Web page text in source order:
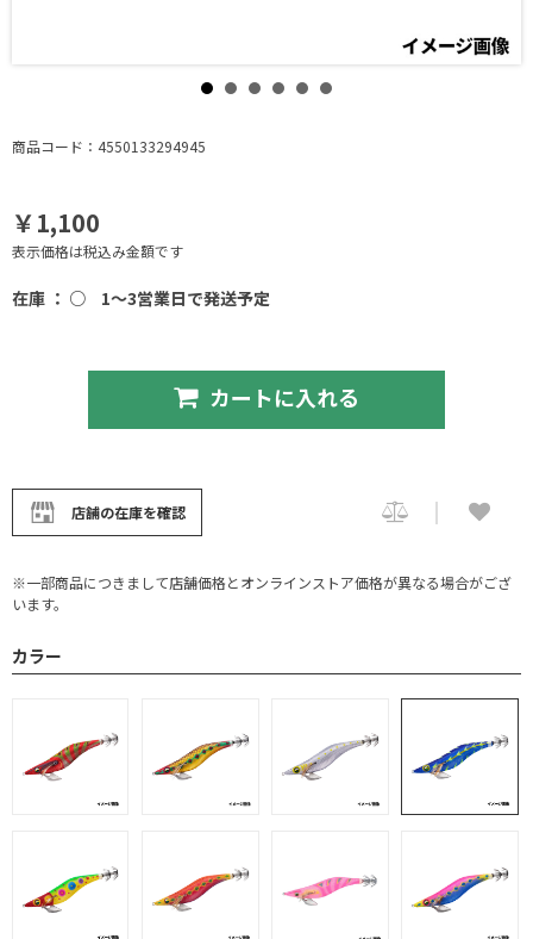
商品コード：4550133294945
￥1,100
表示価格は税込み金額です
在庫 ： ○ 1～3営業日で発送予定
カートに入れる
店舗の在庫を確認
※一部商品につきまして店舗価格とオンラインストア価格が異なる場合がござ
います。
カラー